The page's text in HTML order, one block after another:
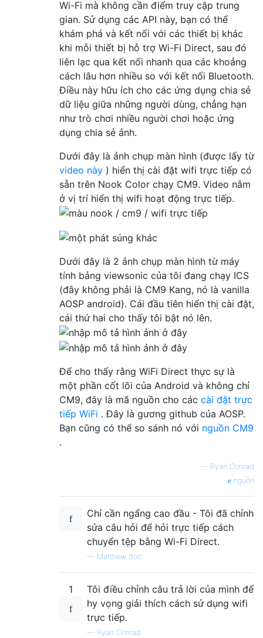
Wi-Fi mà không cần điểm truy cập trung
gian. Sử dụng các API này, bạn có thể
khám phá và kết nối với các thiết bị khác
khi mỗi thiết bị hỗ trợ Wi-Fi Direct, sau đó
liên lạc qua kết nối nhanh qua các khoảng
cách lâu hơn nhiều so với kết nối Bluetooth.
Điều này hữu ích cho các ứng dụng chia sẻ
dữ liệu giữa những người dùng, chẳng hạn
như trò chơi nhiều người chơi hoặc ứng
dụng chia sẻ ảnh.
Dưới đây là ảnh chụp màn hình (được lấy từ
video này ) hiển thị cài đặt wifi trực tiếp có
sẵn trên Nook Color chạy CM9. Video nằm
ở vị trí hiển thị wifi hoạt động trực tiếp.
Dưới đây là 2 ảnh chụp màn hình từ máy
tính bảng viewsonic của tôi đang chạy ICS
(đây không phải là CM9 Kang, nó là vanilla
AOSP android). Cái đầu tiên hiển thị cài đặt,
cái thứ hai cho thấy tôi bật nó lên.
Để cho thấy rằng WiFi Direct thực sự là
một phần cốt lõi của Android và không chỉ
CM9, đây là mã nguồn cho các cài đặt trực
tiếp WiFi . Đây là gương github của AOSP.
Bạn cũng có thể so sánh nó với nguồn CM9
.
— Ryan Conrad
nguồn
Chỉ cần ngẩng cao đầu - Tôi đã chỉnh
sửa câu hỏi để hỏi trực tiếp cách
chuyển tệp bằng Wi-Fi Direct.
— Matthew đọc
1
Tôi điều chỉnh câu trả lời của mình để
hy vọng giải thích cách sử dụng wifi
trực tiếp.
— Ryan Conrad